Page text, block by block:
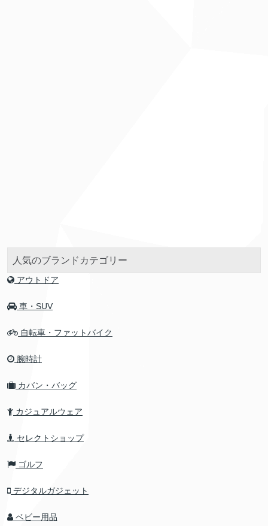
人気のブランドカテゴリー
アウトドア
車・SUV
自転車・ファットバイク
腕時計
カバン・バッグ
カジュアルウェア
セレクトショップ
ゴルフ
デジタルガジェット
ベビー用品